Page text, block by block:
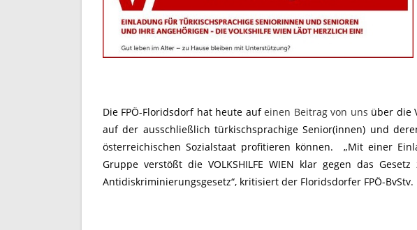
Die FPÖ-Floridsdorf hat heute aufeinen Beitrag von uns über die
auf der ausschließlich türkischsprachige Senior(innen) und
österreichischen Sozialstaat profitieren können. „Mit einer
Gruppe verstößt die VOLKSHILFE WIEN klar gegen das
Antidiskriminierungsgesetz“, kritisiert der Floridsdorfer FPÖ-BvStv.